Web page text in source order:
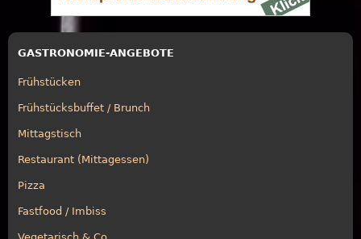
GASTRONOMIE-ANGEBOTE
Frühstücken
Frühstücksbuffet / Brunch
Mittagstisch
Restaurant (Mittagessen)
Pizza
Fastfood / Imbiss